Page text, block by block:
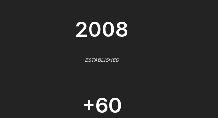
2008
ESTABLISHED
+60